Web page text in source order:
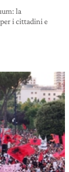
la
i cittadini e